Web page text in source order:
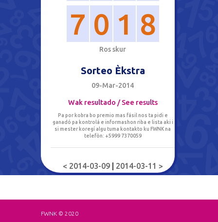
7 0 1 8
Rosskur
Sorteo Èkstra
09-Mar-2014
Wak resultado / See results
Pa por kobra bo premio mas fásil nos ta pidi e
ganadó pa kontrolá e informashon riba e lista aki i
si mester koregí algu tuma kontakto ku FWNK na
telefòn: +5999 7370059
< 2014-03-09 2014-03-11 >
FWNK © 2020